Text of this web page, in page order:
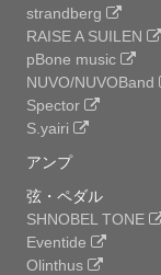
strandberg
RAISE A SUILEN
pBone music
NUVO/NUVOBand
Spector
S.yairi
アンプ
弦・ペダル
SHNOBEL TONE
Eventide
Olinthus